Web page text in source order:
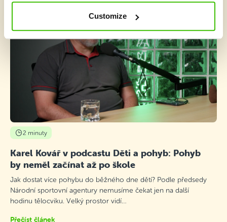
Customize
2 minuty
Karel Kovář v podcastu Děti a pohyb: Pohyb
by neměl začínat až po škole
Jak dostat více pohybu do běžného dne dětí? Podle předsedy
Národní sportovní agentury nemusíme čekat jen na další
hodinu tělocviku. Velký prostor vidí…
Přečíst článek